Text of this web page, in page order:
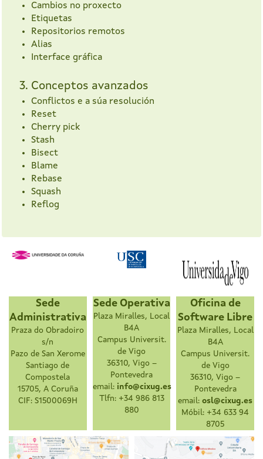
Cambios no proxecto
Etiquetas
Repositorios remotos
Alias
Interface gráfica
3. Conceptos avanzados
Conflictos e a súa resolución
Reset
Cherry pick
Stash
Bisect
Blame
Rebase
Squash
Reflog
Sede
Administrativa
Praza do Obradoiro
s/n
Pazo de San Xerome
Santiago de
Compostela
15705, A Coruña
CIF: S1500069H
Sede Operativa
Plaza Miralles, Local
B4A
Campus Universit.
de Vigo
36310, Vigo –
Pontevedra
email: info@cixug.es
Tlfn: +34 986 813
880
Oficina de
Software Libre
Plaza Miralles, Local
B4A
Campus Universit.
de Vigo
36310, Vigo –
Pontevedra
email:osl@cixug.es
Móbil: +34 633 94
8705